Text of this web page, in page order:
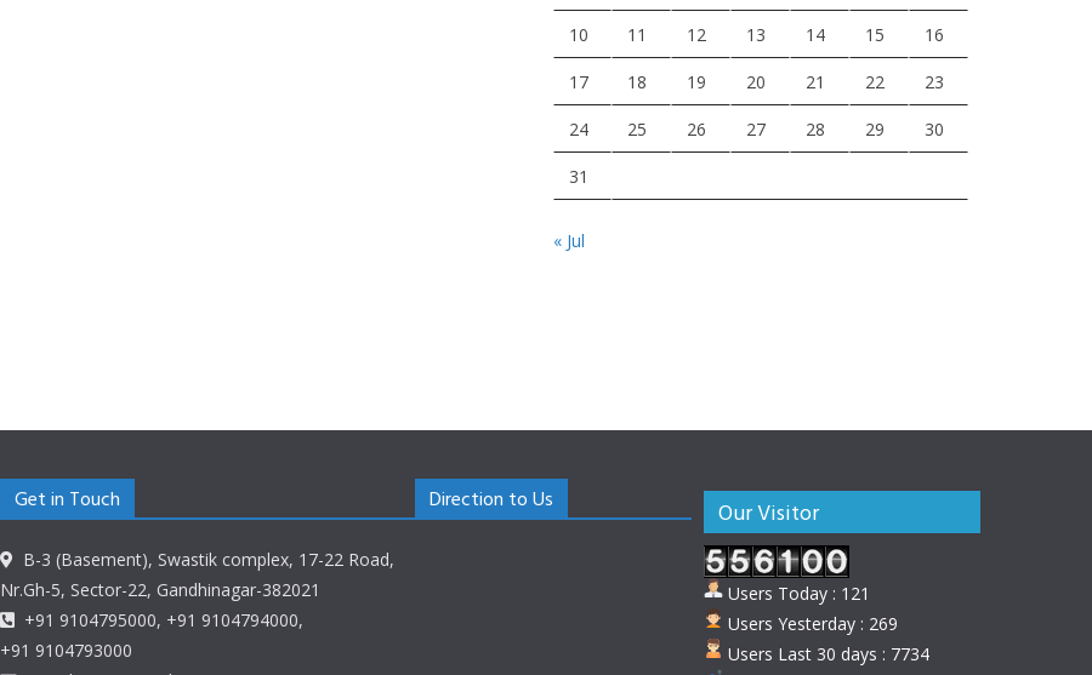
10 11 12 13 14 15 16
17 18 19 20 21 22 23
24 25 26 27 28 29 30
31
« Jul
Get in Touch
B-3 (Basement), Swastik complex, 17-22 Road,
Nr.Gh-5, Sector-22, Gandhinagar-382021
+91 9104795000, +91 9104794000,
+91 9104793000
Direction to Us Our Visitor
Users Today : 121
Users Yesterday : 269
Users Last 30 days : 7734